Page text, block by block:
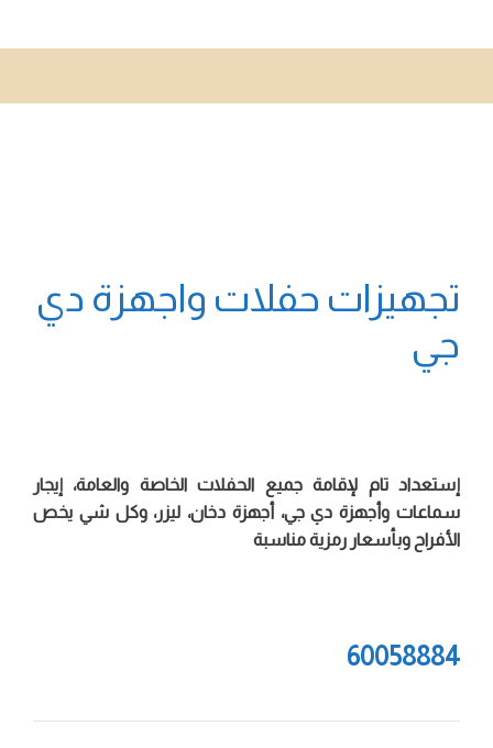
تجهيزات حفلات واجهزة دي
جي
إستعداد تام لإقامة جميع الحفلات الخاصة والعامة، إيجار
سماعات وأجهزة دي جي، أجهزة دخان، ليزر، وكل شي يخص
الأفراح وبأسعار رمزية مناسبة
60058884